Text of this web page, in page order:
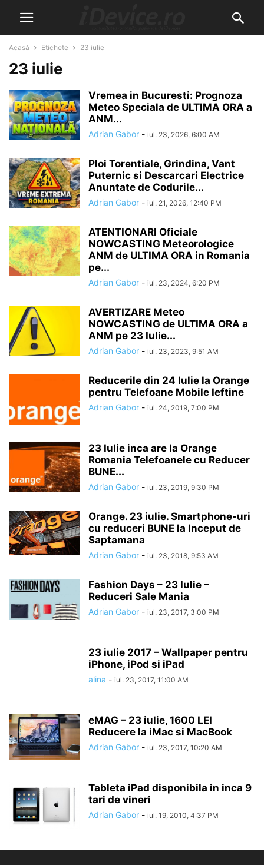
Acasă Etichete 23 iulie
23 iulie
Vremea in Bucuresti: Prognoza
Meteo Speciala de ULTIMA ORA a
ANM...
Adrian Gabor - iul. 23, 2026, 6:00 AM
Ploi Torentiale, Grindina, Vant
Puternic si Descarcari Electrice
Anuntate de Codurile...
Adrian Gabor - iul. 21, 2026, 12:40 PM
ATENTIONARI Oficiale
NOWCASTING Meteorologice
ANM de ULTIMA ORA in Romania
pe...
Adrian Gabor - iul. 23, 2024, 6:20 PM
AVERTIZARE Meteo
NOWCASTING de ULTIMA ORA a
ANM pe 23 Iulie...
Adrian Gabor - iul. 23, 2023, 9:51 AM
Reducerile din 24 Iulie la Orange
pentru Telefoane Mobile Ieftine
Adrian Gabor - iul. 24, 2019, 7:00 PM
23 Iulie inca are la Orange
Romania Telefoanele cu Reducer
BUNE...
Adrian Gabor - iul. 23, 2019, 9:30 PM
Orange. 23 iulie. Smartphone-uri
cu reduceri BUNE la Inceput de
Saptamana
Adrian Gabor - iul. 23, 2018, 9:53 AM
Fashion Days – 23 Iulie –
Reduceri Sale Mania
Adrian Gabor - iul. 23, 2017, 3:00 PM
23 iulie 2017 – Wallpaper pentru
iPhone, iPod si iPad
alina - iul. 23, 2017, 11:00 AM
eMAG – 23 iulie, 1600 LEI
Reducere la iMac si MacBook
Adrian Gabor - iul. 23, 2017, 10:20 AM
Tableta iPad disponibila in inca 9
tari de vineri
Adrian Gabor - iul. 19, 2010, 4:37 PM